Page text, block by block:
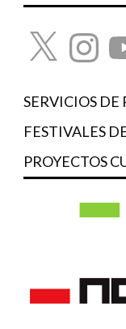
X Instagram
SERVICIOS DE
FESTIVALES
PROYECTOS